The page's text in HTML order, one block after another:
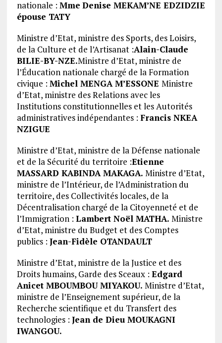
nationale : Mme Denise MEKAM’NE EDZIDZIE
épouse TATY
Ministre d’Etat, ministre des Sports, des Loisirs,
de la Culture et de l’Artisanat :Alain-Claude
BILIE-BY-NZE.Ministre d’Etat, ministre de
l’Éducation nationale chargé de la Formation
civique : Michel MENGA M’ESSONE Ministre
d’Etat, ministre des Relations avec les
Institutions constitutionnelles et les Autorités
administratives indépendantes : Francis NKEA
NZIGUE
Ministre d’Etat, ministre de la Défense nationale
et de la Sécurité du territoire :Etienne
MASSARD KABINDA MAKAGA. Ministre d’Etat,
ministre de l’Intérieur, de l’Administration du
territoire, des Collectivités locales, de la
Décentralisation chargé de la Citoyenneté et de
l’Immigration : Lambert Noël MATHA. Ministre
d’Etat, ministre du Budget et des Comptes
publics : Jean-Fidèle OTANDAULT
Ministre d’Etat, ministre de la Justice et des
Droits humains, Garde des Sceaux : Edgard
Anicet MBOUMBOU MIYAKOU. Ministre d’Etat,
ministre de l’Enseignement supérieur, de la
Recherche scientifique et du Transfert des
technologies : Jean de Dieu MOUKAGNI
IWANGOU.